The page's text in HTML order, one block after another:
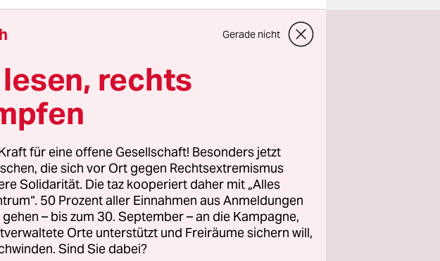
am 20. Dezember
, stimmte auch Polen zu.
konservativen PiS-
sich der soeben aus
Mateusz Morawiecki aber
Vorschriften
Heimatland leben
sagte er.
Gerade nicht
rechts
für eine offene Gesellschaft! Besonders jetzt
die sich vor Ort gegen Rechtsextremismus
Solidarität. Die taz kooperiert daher mit „Alles
50 Prozent aller Einnahmen aus Anmeldungen
gehen – bis zum 30. September – an die Kampagne,
Orte unterstützt und Freiräume sichern will,
Sind Sie dabei?